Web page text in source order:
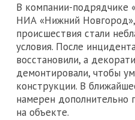
В компании-подрядчике
НИА «Нижний
происшествия стали
условия. После
восстановили, а
демонтировали, чтобы
конструкции. В
намерен дополнительно
на объекте.